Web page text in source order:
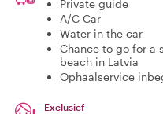
Private guide
A/C Car
Water in the car
Chance to go for a
beach in Latvia
Ophaalservice
Exclusief